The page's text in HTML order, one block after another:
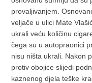
provaljivanjem.
veljače u ulici Mate
ukrali veću količinu
čega su u autopraonici
nisu ništa ukrali. Nakon
protiv obojice slijedi
kaznenog djela teške